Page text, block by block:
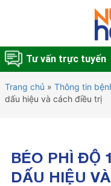
Tư vấn trực tuyến
Trang chủ » Thông tin
dấu hiệu và cách điều trị
BÉO PHÌ ĐỘ
DẤU HIỆU